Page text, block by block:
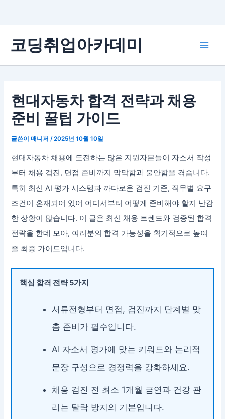
로
코딩취업아카데미
현대자동차 합격 전략과 채용
준비 꿀팁 가이드
글쓴이매니저 /2025년 10월 10일
현대자동차 채용에 도전하는 많은 지원자분들이 자소서 작성
부터 채용 검진, 면접 준비까지 막막함과 불안함을 겪습니다.
특히 최신 AI 평가 시스템과 까다로운 검진 기준, 직무별 요구
조건이 혼재되어 있어 어디서부터 어떻게 준비해야 할지 난감
한 상황이 많습니다. 이 글은 최신 채용 트렌드와 검증된 합격
전략을 한데 모아, 여러분의 합격 가능성을 획기적으로 높여
줄 최종 가이드입니다.
핵심 합격 전략 5가지
서류전형부터 면접, 검진까지 단계별 맞
춤 준비가 필수입니다.
AI 자소서 평가에 맞는 키워드와 논리적
문장 구성으로 경쟁력을 강화하세요.
채용 검진 전 최소 1개월 금연과 건강 관
리는 탈락 방지의 기본입니다.